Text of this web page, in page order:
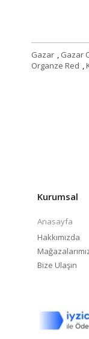
Gazar , Gazar
Organze Red ,
Kurumsal
Anasayfa
Hakkımızda
Bize Ulaşın